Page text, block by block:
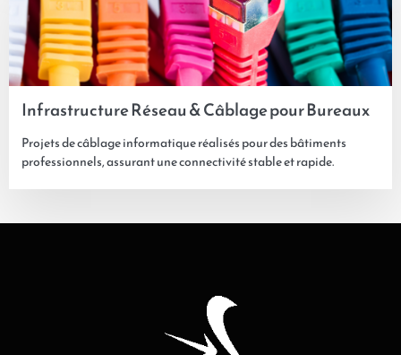
Infrastructure Réseau & Câblage pour Bureaux
Projets de câblage informatique réalisés pour des bâtiments
professionnels, assurant une connectivité stable et rapide.